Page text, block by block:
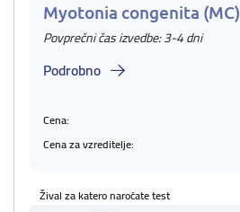
Myotonia congenita (MC)
Povprečni čas izvedbe: 3-4 dni
Podrobno
Cena:
Cena za vzreditelje:
Žival za katero naročate test